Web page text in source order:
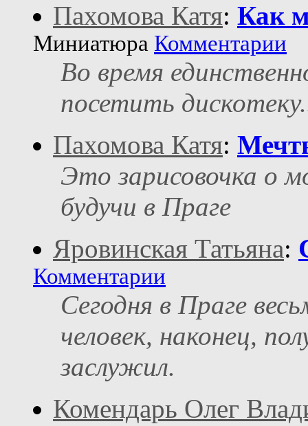
Пахомова Катя: Как
Миниатюра Комментарии
Во время
посетить
Пахомова Катя:
Это зарисовочка о
будучи в Праге
Яровинская Татьяна:
Комментарии
Сегодня в Праге
человек, наконец,
заслужил.
Комендарь Олег